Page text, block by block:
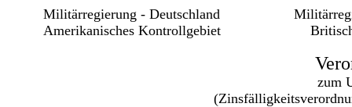
Militärregierung - Deutschland
Amerikanisches Kontrollgebiet
zum